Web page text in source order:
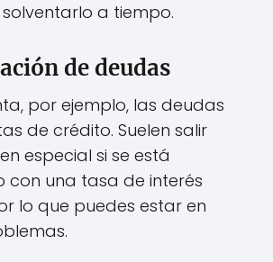
a tiempo.
de deudas
por ejemplo, las deudas
de crédito. Suelen salir
especial si se está
con una tasa de interés
lo que puedes estar en